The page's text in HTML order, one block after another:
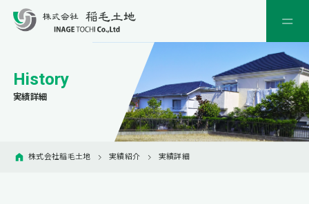
History
実績詳細
株式会社稲毛土地 実績紹介 実績詳細